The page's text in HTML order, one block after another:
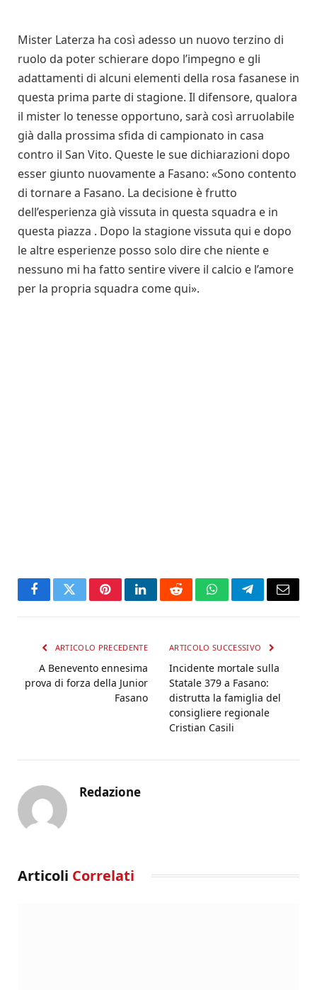
Mister Laterza ha così adesso un nuovo terzino di
ruolo da poter schierare dopo l’impegno e gli
adattamenti di alcuni elementi della rosa fasanese in
questa prima parte di stagione. Il difensore, qualora
il mister lo tenesse opportuno, sarà così arruolabile
già dalla prossima sfida di campionato in casa
contro il San Vito. Queste le sue dichiarazioni dopo
esser giunto nuovamente a Fasano: «Sono contento
di tornare a Fasano. La decisione è frutto
dell’esperienza già vissuta in questa squadra e in
questa piazza . Dopo la stagione vissuta qui e dopo
le altre esperienze posso solo dire che niente e
nessuno mi ha fatto sentire vivere il calcio e l’amore
per la propria squadra come qui».
FacebookTwitterPinterestLinkedInRedditWhatsAppTelegramEmail
ARTICOLO PRECEDENTE
A Benevento ennesima
prova di forza della Junior
Fasano
ARTICOLO SUCCESSIVO
Incidente mortale sulla
Statale 379 a Fasano:
distrutta la famiglia del
consigliere regionale
Cristian Casili
Redazione
Articoli Correlati